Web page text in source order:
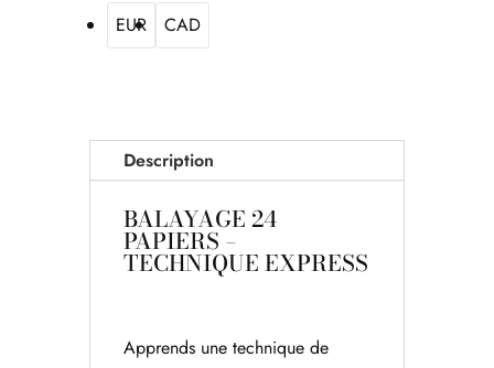
EUR
CAD
Description
BALAYAGE 24
PAPIERS –
TECHNIQUE EXPRESS
Apprends une technique de